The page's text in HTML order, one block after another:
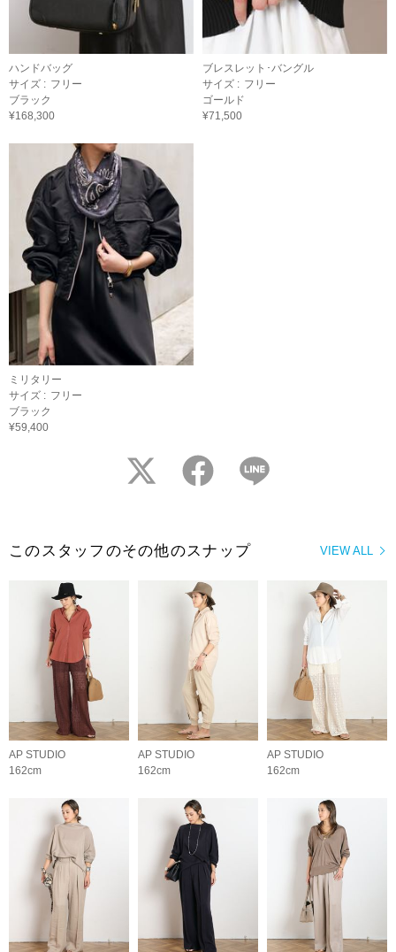
ハンドバッグ
サイズ : フリー
ブラック
¥168,300
ブレスレット･バングル
サイズ : フリー
ゴールド
¥71,500
ミリタリー
サイズ : フリー
ブラック
¥59,400
twitter facebook
VIEW ALL
このスタッフのその他のスナップ
AP STUDIO
162cm
AP STUDIO
162cm
AP STUDIO
162cm